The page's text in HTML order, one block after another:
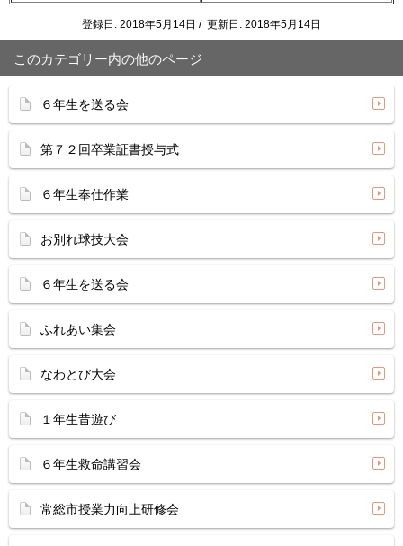
登録日: 2018年5月14日 / 更新日: 2018年5月14日
このカテゴリー内の他のページ
６年生を送る会
第７２回卒業証書授与式
６年生奉仕作業
お別れ球技大会
６年生を送る会
ふれあい集会
なわとび大会
１年生昔遊び
６年生救命講習会
常総市授業力向上研修会